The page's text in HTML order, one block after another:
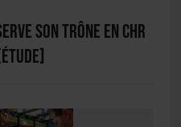
son trône en CHR